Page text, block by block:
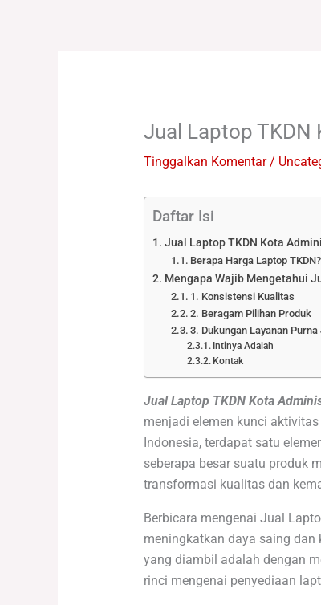
Jual Laptop
Tinggalkan Komentar /
Daftar Isi
Jual Laptop TKDN Kota
Berapa Harga Laptop TKDN?
Mengapa Wajib Mengetahui
1. Konsistensi Kualitas
2. Beragam Pilihan Produk
3. Dukungan Layanan
Intinya Adalah
Kontak
Jual Laptop TKDN Kota
menjadi elemen kunci
Indonesia, terdapat satu
seberapa besar suatu produk
transformasi kualitas dan
Berbicara mengenai Jual
meningkatkan daya saing
yang diambil adalah dengan
rinci mengenai penyediaan